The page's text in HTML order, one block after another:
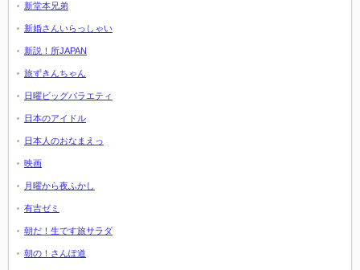
新堂本兄弟
新婚さんいらっしゃい
新説！所JAPAN
旅ずきんちゃん
日曜ビッグバラエティ
日本のアイドル
日本人のおなまえっ
映画
月曜から夜ふかし
有吉ゼミ
朝だ！生です旅サラダ
朝の！さんぽ道